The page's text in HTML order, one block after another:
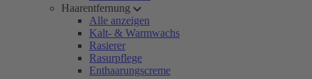
Haarentfernung
Alle anzeigen
Kalt- & Warmwachs
Rasierer
Rasurpflege
Enthaarungscreme